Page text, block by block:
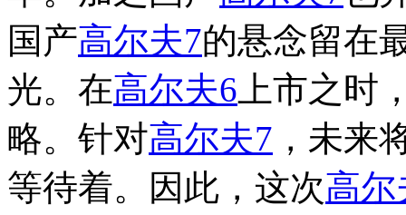
国产高尔夫7的悬念留在
光。在高尔夫6 上市之时
略。针对高尔夫7 ，未来
等待着。因此，这次高尔